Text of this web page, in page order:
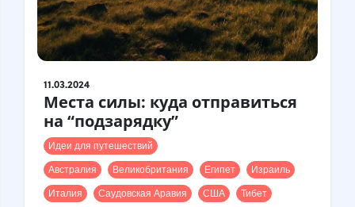
11.03.2024
Места силы: куда отправиться
на “подзарядку”
Идеи для путешествий
Австралия
Великобритания Египет
Израиль
Италия
Саудовская Аравия США Тибет